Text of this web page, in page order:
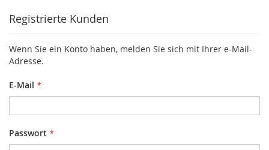
Registrierte Kunden
Wenn Sie ein Konto haben, melden Sie sich mit Ihrer e-Mail-
Adresse.
E-Mail
Passwort